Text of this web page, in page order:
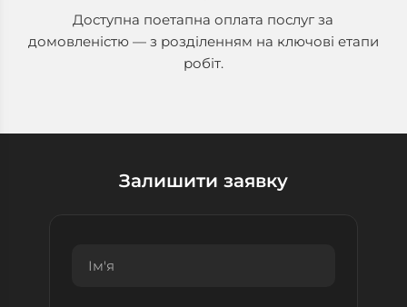
Доступна поетапна оплата послуг за
домовленістю — з розділенням на ключові етапи
робіт.
Залишити заявку